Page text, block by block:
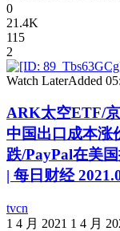
0
21.4K
115
2
Watch LaterAdded
ARK太空ETF/
中国出口成本涨
跌/PayPal在美
| 每日财经
tvcn
1 4 月 2021 1 4 月